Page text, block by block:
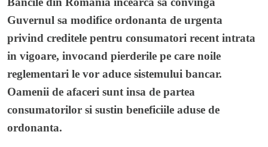
Guvernul sa modifice ordonanta de urgenta
privind creditele pentru consumatori recent intrata
in vigoare, invocand pierderile pe care noile
reglementari le vor aduce sistemului bancar.
Oamenii de afaceri sunt insa de partea
consumatorilor si sustin beneficiile aduse de
ordonanta.